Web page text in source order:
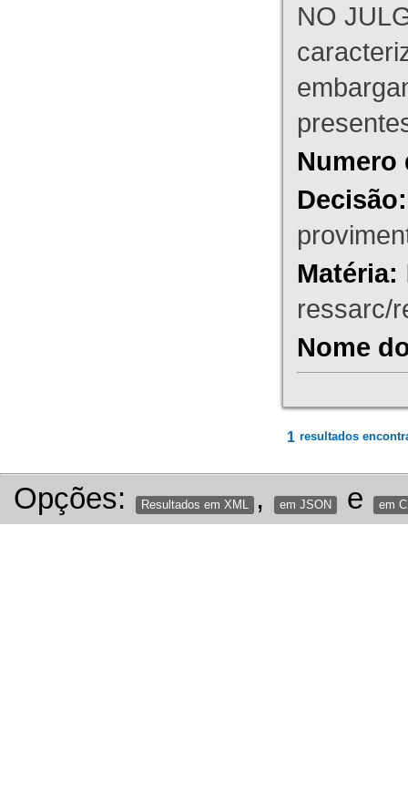
NO
Numero
Decisão:
Matéria:
ressarc/
Nome
1 resultados
Opções: Resultados em XML , em JSON e em